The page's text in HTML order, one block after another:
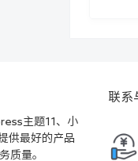
主题11、小
供最好的产品
质量。
联系